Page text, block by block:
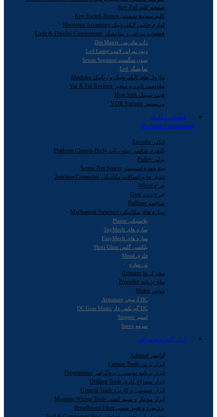
صفحه کلید Key Pad
کلید سوئیچ شستی Key Switch Button
لوازم جانبی الکترونیک Electronic Accessory
قطعات نورانی و نمایشگر Light & Display Components
دات ماتریس Dot Matrix
دیود نورانی لامپ Led Lamp
سون سگمنت Seven Segment
نمایشگر Lcd
ماژول های الکترونیک و رباتیک Modules
مقاومت ثابت و متغیر Var & Fix Resistor
هیت سینک Heat Sink
وریستور VDR Varistor
قطعات مکانیک
Mechanic Components
انکدر Encoder
پلتفرم شاسی بدنه ربات Platform Chassis Body
پولی Pulley
پیچ مهره اسپیسر Screw Nut Spacer
تبدیل ها و اتصالات مکانیکی Junction Connector
چرخ Wheel
چرخ دنده Gear
ساچمه Ballbear
سازه های مکانیکی Mechanical Structure
پلاستیکی Plastic
سازه های ToyMech
سازه های EasyMech
پلکسی گلس Plexi Glass
فلزی Metal
نی سازه
محرک ها Actuator
ملخ پروانه Propeller
موتور Motor
DC آرمیچر Armature
DC گیربکس دار DC Gear Motor
استپر Stepper
سروو Servo
ابزار آلات و تجهیزات
آداپتور Adaptor
ابزار برش Cutting Tools
ابزار برنامه نویسی ، پروگرامر Programmer
ابزار سوراخ کاری Drilling Tools
ابزار عمومی پرکاربرد General Tools
ابزار مونتاژ و سیم کشی Montage Wiring Tools
برد بورد و فیبر مسی Breadboard Fiber